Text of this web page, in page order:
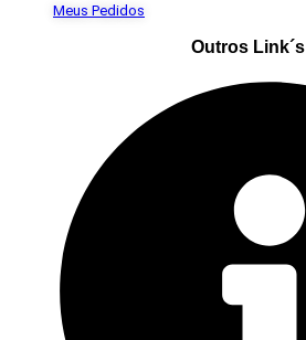
Meus Pedidos
Outros Link´s